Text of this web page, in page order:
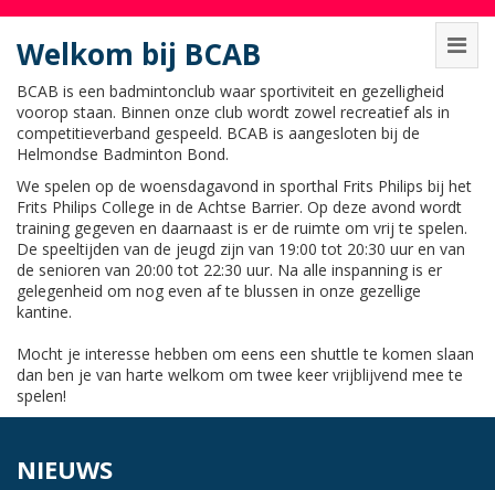
Welkom bij BCAB
BCAB is een badmintonclub waar sportiviteit en gezelligheid
voorop staan. Binnen onze club wordt zowel recreatief als in
competitieverband gespeeld. BCAB is aangesloten bij de
Helmondse Badminton Bond.
We spelen op de woensdagavond in sporthal Frits Philips bij het
Frits Philips College in de Achtse Barrier. Op deze avond wordt
training gegeven en daarnaast is er de ruimte om vrij te spelen.
De speeltijden van de jeugd zijn van 19:00 tot 20:30 uur en van
de senioren van 20:00 tot 22:30 uur. Na alle inspanning is er
gelegenheid om nog even af te blussen in onze gezellige
kantine.
Mocht je interesse hebben om eens een shuttle te komen slaan
dan ben je van harte welkom om twee keer vrijblijvend mee te
spelen!
NIEUWS